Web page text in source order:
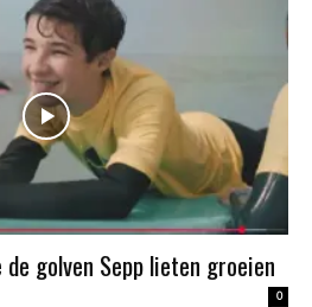
golven Sepp lieten groeien
0